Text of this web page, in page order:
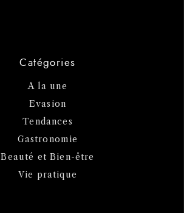
Catégories
A la une
Evasion
Tendances
Gastronomie
Beauté et Bien-être
Vie pratique